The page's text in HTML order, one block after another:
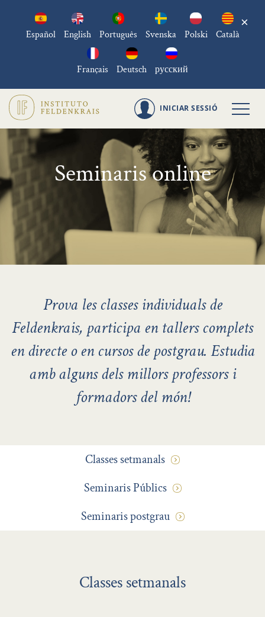
Español English Português Svenska Polski Català
Français Deutsch русский
×
INICIAR SESSIÓ
Seminaris online
Prova les classes individuals de
Feldenkrais, participa en tallers complets
en directe o en cursos de postgrau. Estudia
amb alguns dels millors professors i
formadors del món!
Classes setmanals
Seminaris Públics
Seminaris postgrau
Classes setmanals